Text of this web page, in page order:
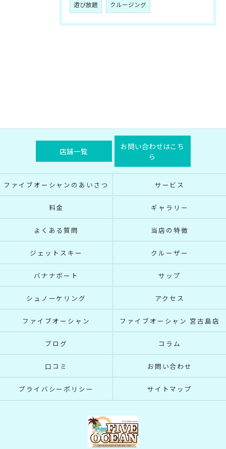
遊び放題 クルージング
店舗一覧
お問い合わせはこち
ら
ファイブオーシャンのあいさつ サービス
料金 ギャラリー
よくある質問 当店の特徴
ジェットスキー クルーザー
バナナボート サップ
シュノーケリング アクセス
ファイブオーシャン ファイブオーシャン 宮古島店
ブログ コラム
口コミ お問い合わせ
プライバシーポリシー サイトマップ